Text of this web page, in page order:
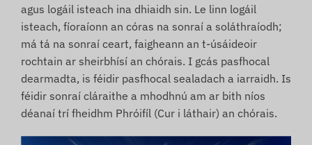
agus logáil isteach ina dhiaidh sin. Le linn logáil
isteach, fíoraíonn an córas na sonraí a soláthraíodh;
má tá na sonraí ceart, faigheann an t-úsáideoir
rochtain ar sheirbhísí an chórais. I gcás pasfhocal
dearmadta, is féidir pasfhocal sealadach a iarraidh. Is
féidir sonraí cláraithe a mhodhnú am ar bith níos
déanaí trí fheidhm Phróifíl (Cur i láthair) an chórais.